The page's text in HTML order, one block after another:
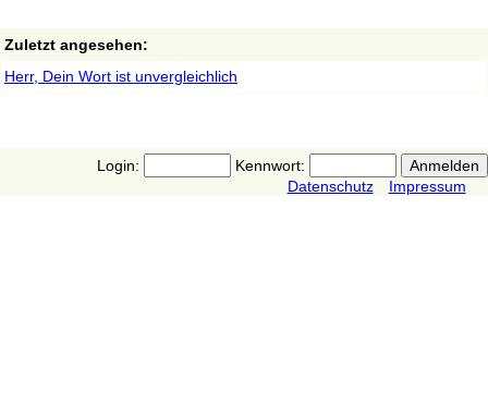
Zuletzt angesehen:
Herr, Dein Wort ist unvergleichlich
Login:
Kennwort:
Datenschutz
Impressum